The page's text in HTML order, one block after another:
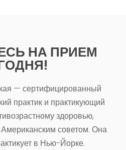
НА ПРИЕМ
— сертифицированный
практик и практикующий
здоровью,
советом. Она
в Нью-Йорке.